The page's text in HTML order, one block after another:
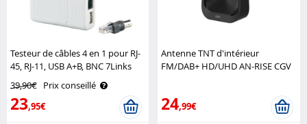
Testeur de câbles 4 en 1 pour RJ-
45, RJ-11, USB A+B, BNC 7Links
39,90€ Prix conseillé
23,95€
Antenne TNT d'intérieur
FM/DAB+ HD/UHD AN-RISE CGV
24,99€